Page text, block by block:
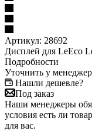
Артикул: 28692
Дисплей для LeEco
Подробности
Уточнить у
Нашли дешевле?
Под заказ
Наши менеджеры
условия есть ли
для вас.